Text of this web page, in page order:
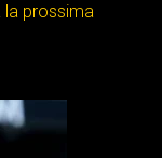
la prossima